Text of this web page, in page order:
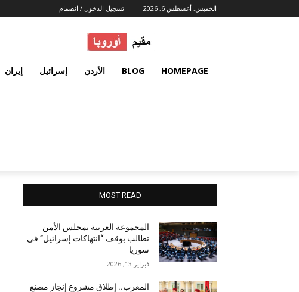
الخميس, أغسطس 6, 2026 تسجيل الدخول / انضمام
HOMEPAGE
BLOG الأردن إسرائيل إيران
MOST READ
المجموعة العربية بمجلس الأمن
تطالب بوقف “انتهاكات إسرائيل” في
سوريا
فبراير 13, 2026
المغرب.. إطلاق مشروع إنجاز مصنع